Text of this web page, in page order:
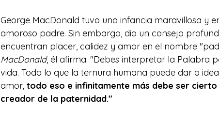
George MacDonald tuvo una infancia maravillosa y
amoroso padre. Sin embargo, dio un consejo
encuentran placer, calidez y amor en el nombre
MacDonald, él afirma: "Debes interpretar la Palabra
vida. Todo lo que la ternura humana puede dar o
amor, todo eso e infinitamente más debe ser
creador de la paternidad."